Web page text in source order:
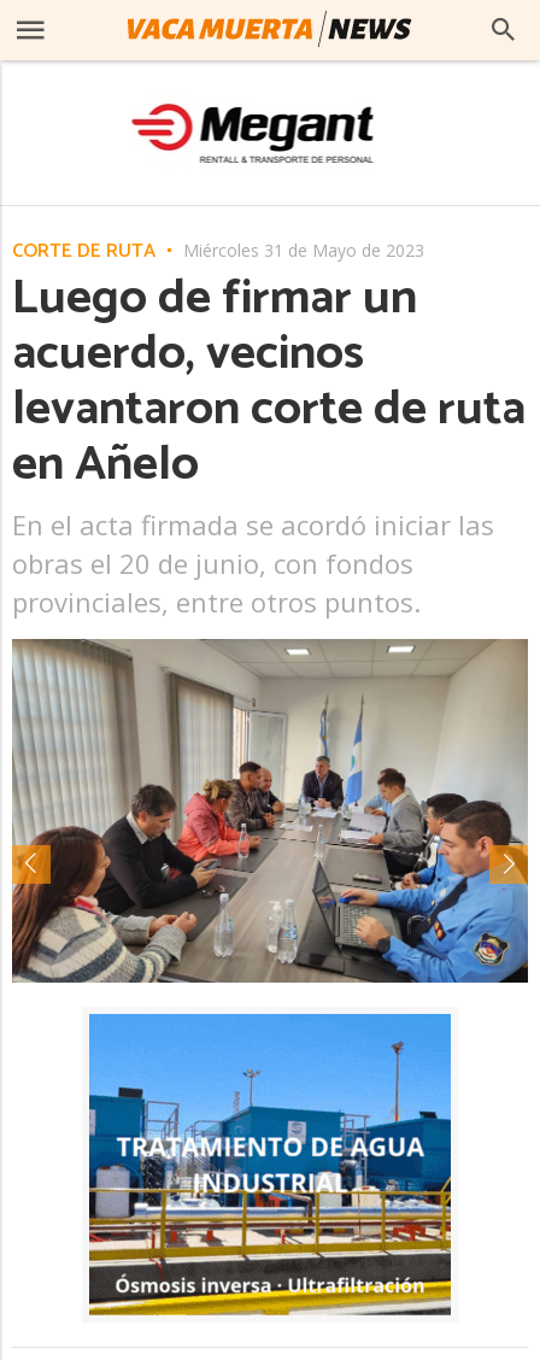
CORTE DE RUTA Miércoles 31 de Mayo de 2023
Luego de firmar un
acuerdo, vecinos
levantaron corte de ruta
en Añelo
En el acta firmada se acordó iniciar las
obras el 20 de junio, con fondos
provinciales, entre otros puntos.